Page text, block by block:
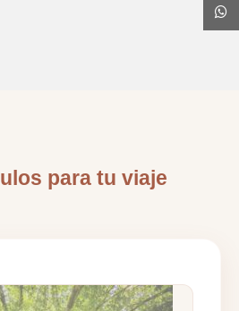
para tu viaje